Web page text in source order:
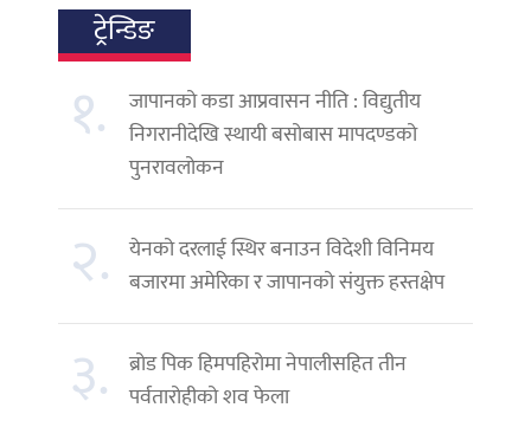
ट्रेन्डिङ
१.
जापानको कडा आप्रवासन नीति : विद्युतीय
निगरानीदेखि स्थायी बसोबास मापदण्डको
पुनरावलोकन
२. येनको दरलाई स्थिर बनाउन विदेशी विनिमय
बजारमा अमेरिका र जापानको संयुक्त हस्तक्षेप
३.
ब्रोड पिक हिमपहिरोमा नेपालीसहित तीन
पर्वतारोहीको शव फेला